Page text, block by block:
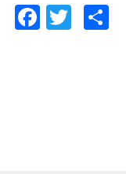
Facebook
Twitter